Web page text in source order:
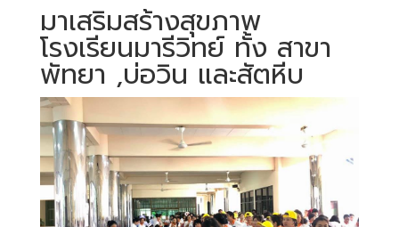
มาเสริมสร้างสุขภาพ
โรงเรียนมารีวิทย์ ทั้ง สาขา
พัทยา ,บ่อวิน และสัตหีบ